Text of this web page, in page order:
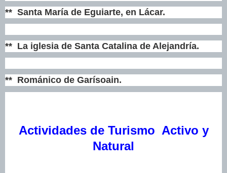
** Santa María de Eguiarte, en Lácar.
** La iglesia de Santa Catalina de Alejandría.
** Románico de Garísoain.
Actividades de Turismo Activo y
Natural